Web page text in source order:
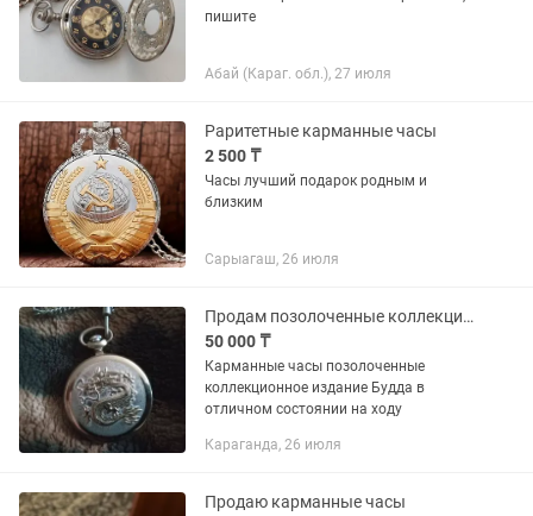
пишите
Абай (Караг. обл.), 27 июля
Раритетные карманные часы
2 500 ₸
Часы лучший подарок родным и
близким
Сарыагаш, 26 июля
Продам позолоченные коллекционное карманные часы Будда
50 000 ₸
Карманные часы позолоченные
коллекционное издание Будда в
отличном состоянии на ходу
Караганда, 26 июля
Продаю карманные часы